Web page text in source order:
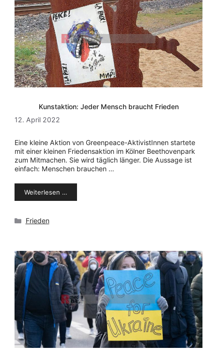
Kunstaktion: Jeder Mensch braucht Frieden
12. April 2022
Eine kleine Aktion von Greenpeace-AktivistInnen startete
mit einer kleinen Friedensaktion im Kölner Beethovenpark
zum Mitmachen. Sie wird täglich länger. Die Aussage ist
einfach: Menschen brauchen …
Weiterlesen …
Kategorien
Frieden